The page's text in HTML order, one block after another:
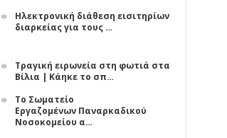
Ηλεκτρονική διάθεση εισιτηρίων
διαρκείας για τους …
Τραγική ειρωνεία στη φωτιά στα
Βίλια | Κάηκε το σπ…
Το Σωματείο
Εργαζομένων Παναρκαδικού
Νοσοκομείου α…